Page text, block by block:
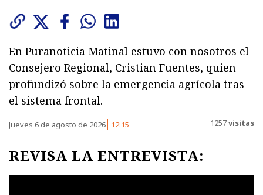
En Puranoticia Matinal estuvo con nosotros el
Consejero Regional, Cristian Fuentes, quien
profundizó sobre la emergencia agrícola tras
el sistema frontal.
Jueves 6 de agosto de 2026 12:15 1257visitas
REVISA LA ENTREVISTA: